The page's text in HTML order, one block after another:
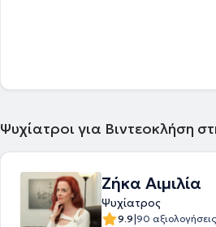
skills Course" που διοργανώθηκε υπό
διαμεσολαβητές στην ψυχοθεραπεία
Ψυχίατροι για Βιντεοκλήση
Ζήκα Αιμιλία
Ψυχίατρος
9.9|90 αξιολογήσεις